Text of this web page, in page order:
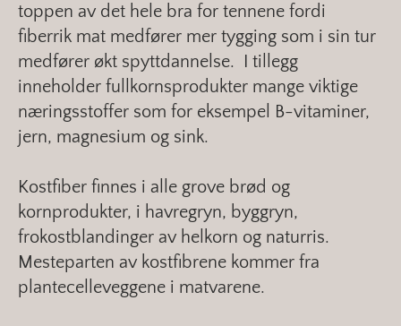
toppen av det hele bra for tennene fordi
fiberrik mat medfører mer tygging som i sin tur
medfører økt spyttdannelse. I tillegg
inneholder fullkornsprodukter mange viktige
næringsstoffer som for eksempel B-vitaminer,
jern, magnesium og sink.
Kostfiber finnes i alle grove brød og
kornprodukter, i havregryn, byggryn,
frokostblandinger av helkorn og naturris.
Mesteparten av kostfibrene kommer fra
plantecelleveggene i matvarene.